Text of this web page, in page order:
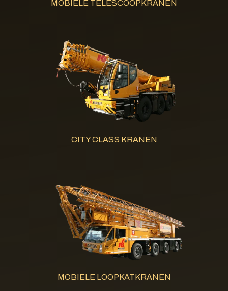
MOBIELE TELESCOOPKRANEN
CITY CLASS KRANEN
MOBIELE LOOPKATKRANEN